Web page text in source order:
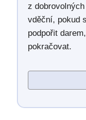
z
vděční, pokud
podpořit
pokračovat.